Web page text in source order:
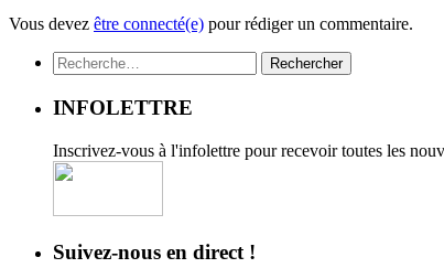
Vous devez être connecté(e) pour rédiger un commentaire.
Rechercher :
INFOLETTRE
Inscrivez-vous à l'infolettre pour recevoir toutes les
Suivez-nous en direct !